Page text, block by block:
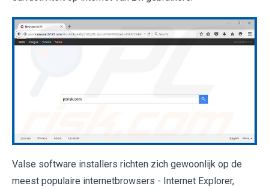
Valse software installers richten zich gewoonlijk op de
meest populaire internetbrowsers - Internet Explorer,